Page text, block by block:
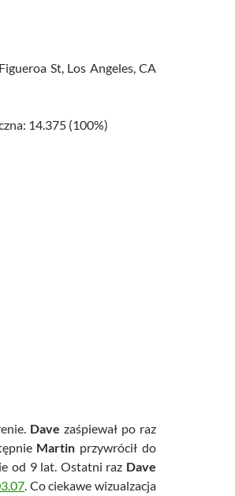
St, Los Angeles, CA
14.375 (100%)
Dave zaśpiewał po raz
Martin przywrócił do
od 9 lat. Ostatni raz Dave
. Co ciekawe wizualzacja